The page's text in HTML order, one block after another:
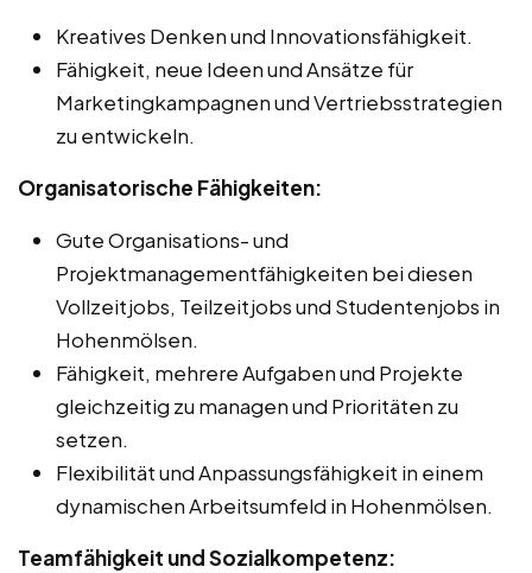
Kreatives Denken und Innovationsfähigkeit.
Fähigkeit, neue Ideen und Ansätze für
Marketingkampagnen und Vertriebsstrategien
zu entwickeln.
Organisatorische Fähigkeiten:
Gute Organisations- und
Projektmanagementfähigkeiten bei diesen
Vollzeitjobs, Teilzeitjobs und Studentenjobs in
Hohenmölsen.
Fähigkeit, mehrere Aufgaben und Projekte
gleichzeitig zu managen und Prioritäten zu
setzen.
Flexibilität und Anpassungsfähigkeit in einem
dynamischen Arbeitsumfeld in Hohenmölsen.
Teamfähigkeit und Sozialkompetenz: